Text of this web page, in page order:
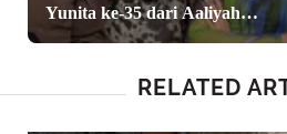
Yunita ke-35 dari Aaliyah
Massaid, Luna Maya, Hingga
RELATED